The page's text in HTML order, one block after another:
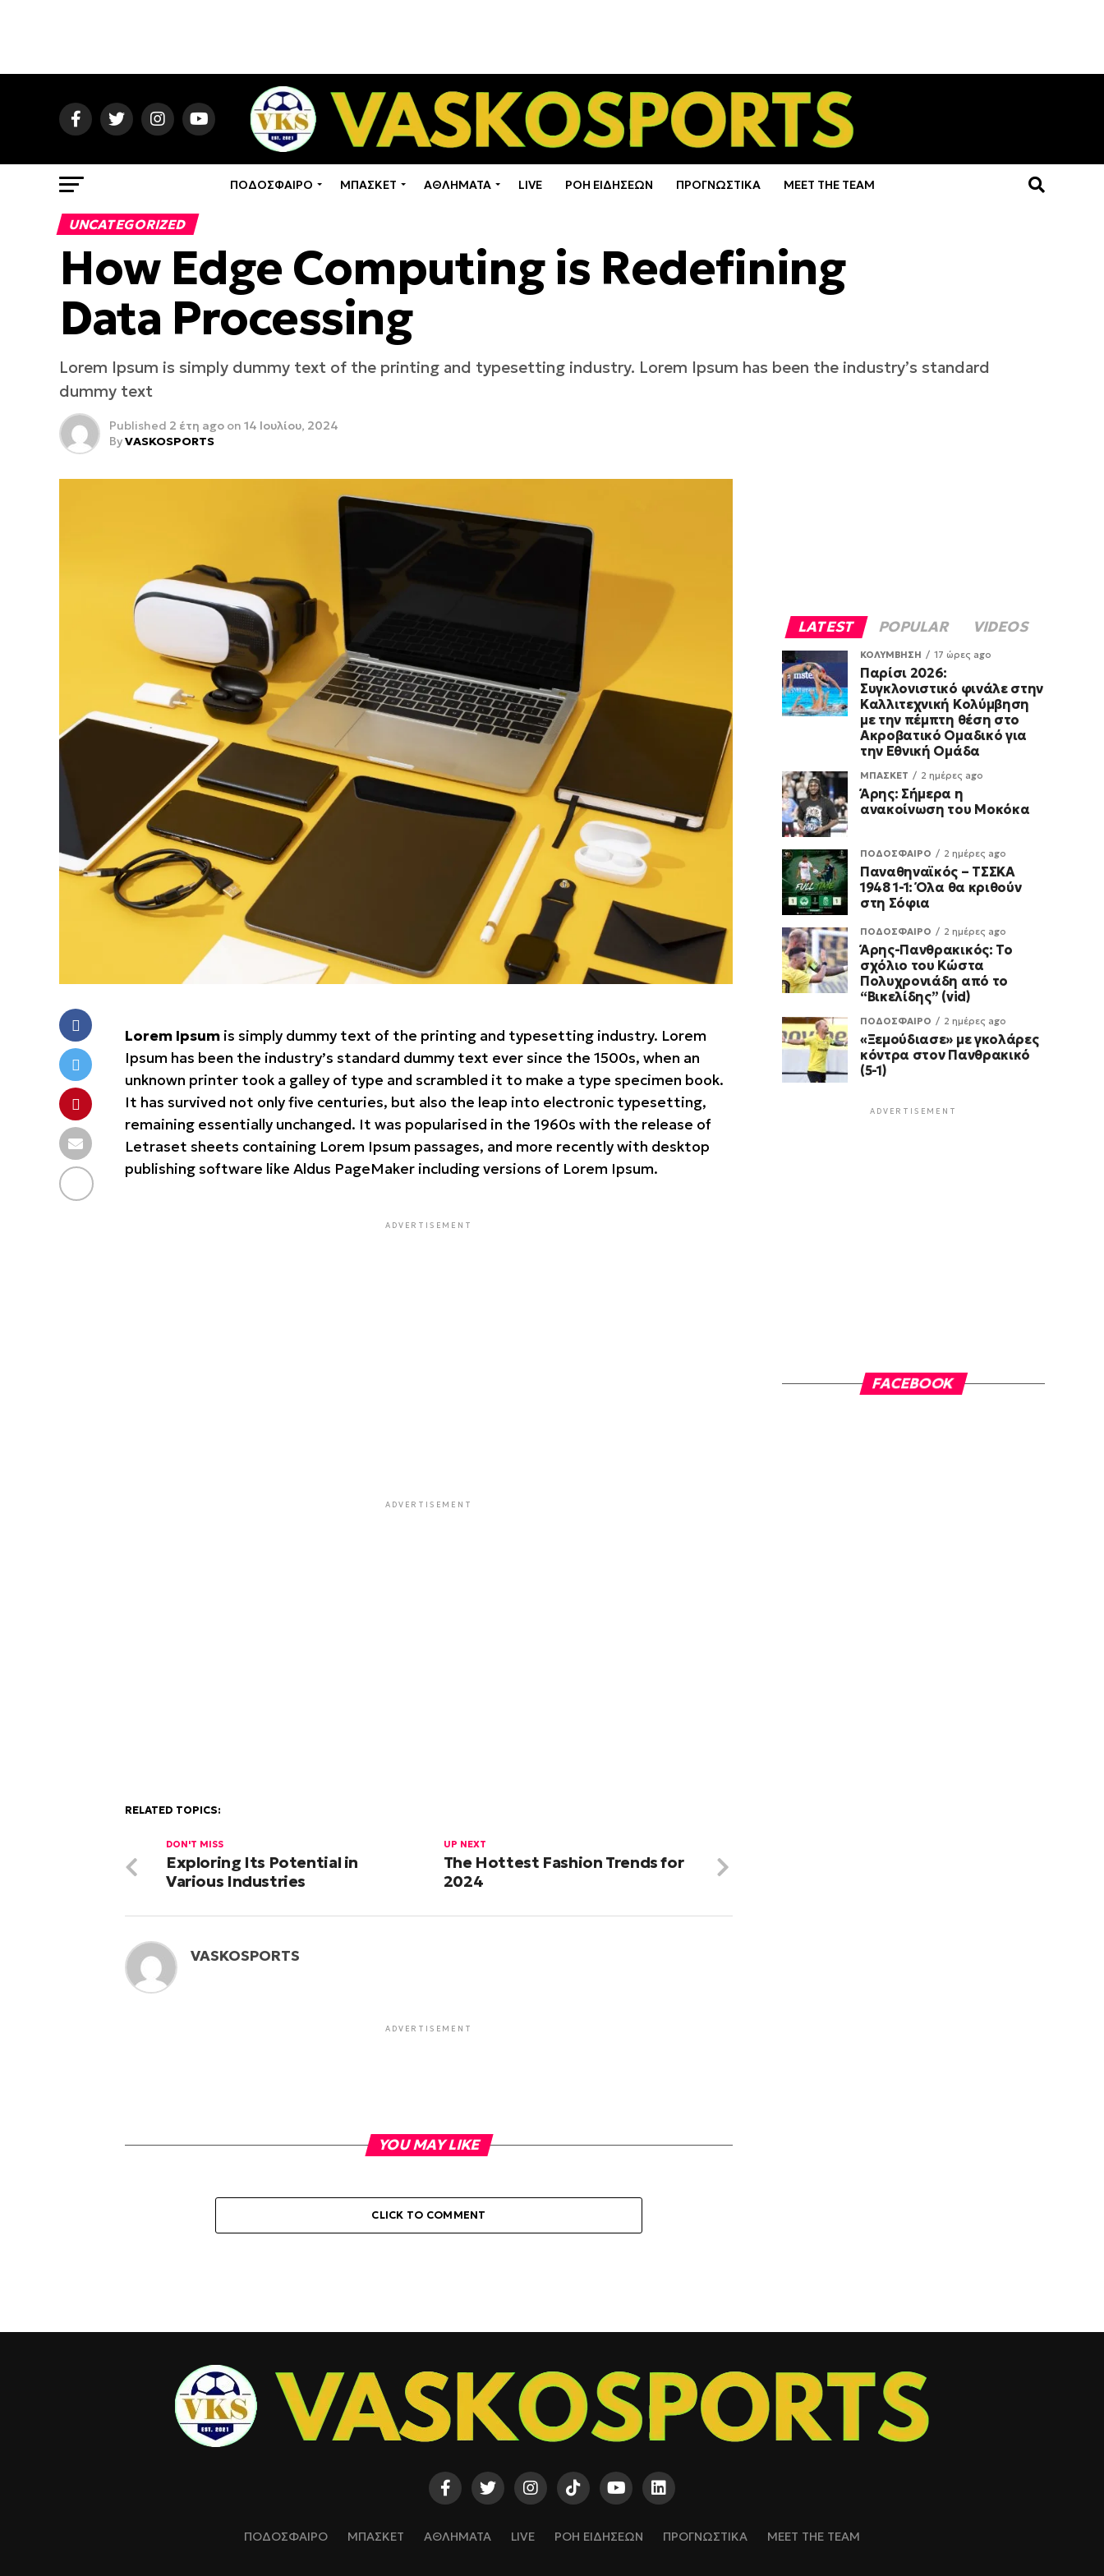
ΠΟΔΟΣΦΑΙΡΟ ΜΠΑΣΚΕΤ ΑΘΛΗΜΑΤΑ LIVE ΡΟΗ ΕΙΔΗΣΕΩΝ ΠΡΟΓΝΩΣΤΙΚΑ MEET THE TEAM
UNCATEGORIZED
How Edge Computing is Redefining
Data Processing
Lorem Ipsum is simply dummy text of the printing and typesetting industry. Lorem Ipsum has been the industry’s standard
dummy text
Published 2 έτη ago on 14 Ιουλίου, 2024
ByVASKOSPORTS
Lorem Ipsum is simply dummy text of the printing and typesetting industry. Lorem
Ipsum has been the industry’s standard dummy text ever since the 1500s, when an
unknown printer took a galley of type and scrambled it to make a type specimen book.
It has survived not only five centuries, but also the leap into electronic typesetting,
remaining essentially unchanged. It was popularised in the 1960s with the release of
Letraset sheets containing Lorem Ipsum passages, and more recently with desktop
publishing software like Aldus PageMaker including versions of Lorem Ipsum.
ADVERTISEMENT
ADVERTISEMENT
RELATED TOPICS:
UP NEXT
The Hottest Fashion Trends for
2024
DON'T MISS
Exploring Its Potential in
Various Industries
VASKOSPORTS
ADVERTISEMENT
YOU MAY LIKE
CLICK TO COMMENT
LATEST POPULAR VIDEOS
ΚΟΛΥΜΒΗΣΗ 17 ώρες ago
Παρίσι 2026:
Συγκλονιστικό φινάλε στην
Καλλιτεχνική Κολύμβηση
με την πέμπτη θέση στο
Ακροβατικό Ομαδικό για
την Εθνική Ομάδα
ΜΠΑΣΚΕΤ 2 ημέρες ago
Άρης: Σήμερα η
ανακοίνωση του Μοκόκα
ΠΟΔΟΣΦΑΙΡΟ 2 ημέρες ago
Παναθηναϊκός – ΤΣΣΚΑ
1948 1-1: Όλα θα κριθούν
στη Σόφια
ΠΟΔΟΣΦΑΙΡΟ 2 ημέρες ago
Άρης-Πανθρακικός: Το
σχόλιο του Κώστα
Πολυχρονιάδη από το
“Βικελίδης” (vid)
ΠΟΔΟΣΦΑΙΡΟ 2 ημέρες ago
«Ξεμούδιασε» με γκολάρες
κόντρα στον Πανθρακικό
(5-1)
ADVERTISEMENT
FACEBOOK
ΠΟΔΟΣΦΑΙΡΟ ΜΠΑΣΚΕΤ ΑΘΛΗΜΑΤΑ LIVE ΡΟΗ ΕΙΔΗΣΕΩΝ ΠΡΟΓΝΩΣΤΙΚΑ MEET THE TEAM